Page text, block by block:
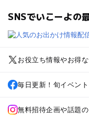
SNSでいこーよの
お役立ち情報やお得
毎日更新！旬イベン
無料招待企画や話題